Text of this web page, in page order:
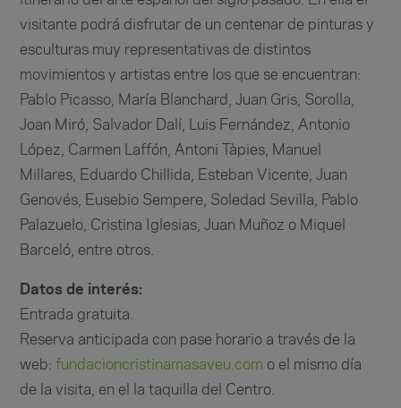
visitante podrá disfrutar de un centenar de pinturas y
esculturas muy representativas de distintos
movimientos y artistas entre los que se encuentran:
Pablo Picasso, María Blanchard, Juan Gris, Sorolla,
Joan Miró, Salvador Dalí, Luis Fernández, Antonio
López, Carmen Laffón, Antoni Tàpies, Manuel
Millares, Eduardo Chillida, Esteban Vicente, Juan
Genovés, Eusebio Sempere, Soledad Sevilla, Pablo
Palazuelo, Cristina Iglesias, Juan Muñoz o Miquel
Barceló, entre otros.
Datos de interés:
Entrada gratuita.
Reserva anticipada con pase horario a través de la
web: fundacioncristinamasaveu.com o el mismo día
de la visita, en el la taquilla del Centro.